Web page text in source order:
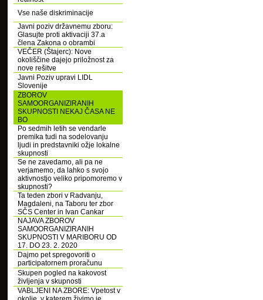
Vse naše diskriminacije
Javni poziv državnemu zboru:
Glasujte proti aktivaciji 37.a
člena Zakona o obrambi
VEČER (Štajerc): Nove
okoliščine dajejo priložnost za
nove rešitve
Javni Poziv upravi LIDL
Slovenije
ZBOROV
SAMOORGANIZIRANIH
SKUPNOSTI NEKAJ ČASA NE
BO
Po sedmih letih se vendarle
premika tudi na sodelovanju
ljudi in predstavniki ožje lokalne
skupnosti
Se ne zavedamo, ali pa ne
verjamemo, da lahko s svojo
aktivnostjo veliko pripomoremo v
skupnosti?
Ta teden zbori v Radvanju,
Magdaleni, na Taboru ter zbor
SČS Center in Ivan Cankar
NAJAVA ZBOROV
SAMOORGANIZIRANIH
SKUPNOSTI V MARIBORU OD
17. DO 23. 2. 2020
Dajmo pet spregovoriti o
participatornem proračunu
Skupen pogled na kakovost
življenja v skupnosti
VABLJENI NA ZBORE: Vpetost v